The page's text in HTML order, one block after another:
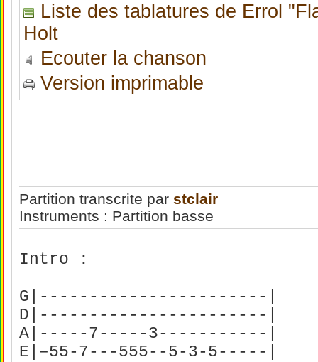
Liste des tablatures de Errol
Holt
Ecouter la chanson
Version imprimable
Partition transcrite par stclair
Instruments : Partition basse
Intro :
G|-----------------------|
D|-----------------------|
A|-----7-----
E|–55-7---555--5-3-5-----|